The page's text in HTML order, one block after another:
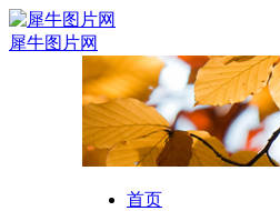
犀牛图片网
首页